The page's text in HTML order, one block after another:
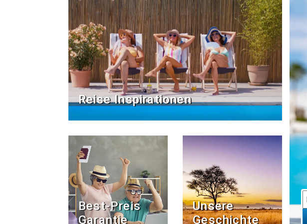
Reise Inspirationen
Best-Preis
Garantie
Unsere
Geschichte